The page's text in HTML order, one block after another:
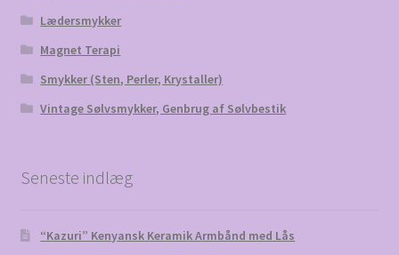
Lædersmykker
Magnet Terapi
Smykker (Sten, Perler, Krystaller)
Vintage Sølvsmykker, Genbrug af Sølvbestik
Seneste indlæg
“Kazuri” Kenyansk Keramik Armbånd med Lås